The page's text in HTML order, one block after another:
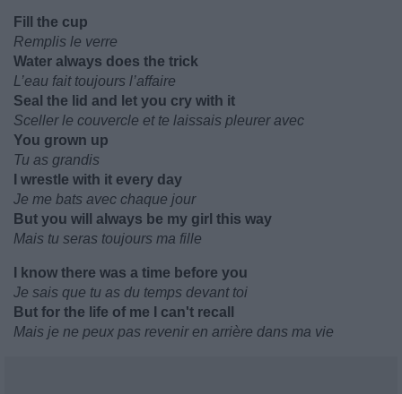
Fill the cup
Remplis le verre
Water always does the trick
L’eau fait toujours l’affaire
Seal the lid and let you cry with it
Sceller le couvercle et te laissais pleurer avec
You grown up
Tu as grandis
I wrestle with it every day
Je me bats avec chaque jour
But you will always be my girl this way
Mais tu seras toujours ma fille
I know there was a time before you
Je sais que tu as du temps devant toi
But for the life of me I can't recall
Mais je ne peux pas revenir en arrière dans ma vie